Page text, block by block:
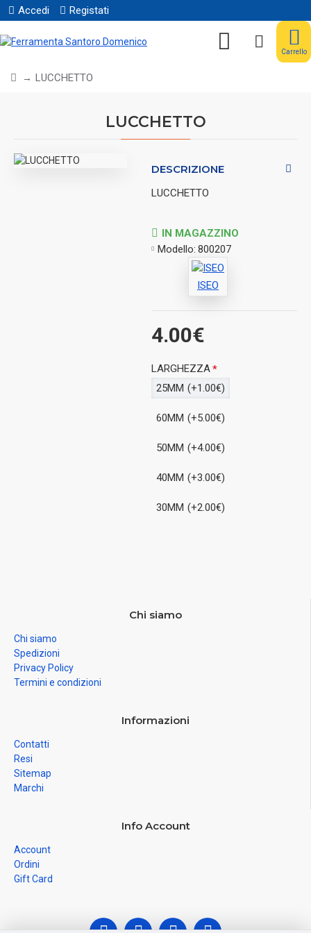
Accedi Registati
Carrello
LUCCHETTO
LUCCHETTO
DESCRIZIONE
LUCCHETTO
4.00€
IN MAGAZZINO
Modello: 800207
ISEO
LARGHEZZA
25MM (+1.00€)
60MM (+5.00€)
50MM (+4.00€)
40MM (+3.00€)
30MM (+2.00€)
Chi siamo
Chi siamo
Spedizioni
Privacy Policy
Termini e condizioni
Informazioni
Contatti
Resi
Sitemap
Marchi
Info Account
Account
Ordini
Gift Card